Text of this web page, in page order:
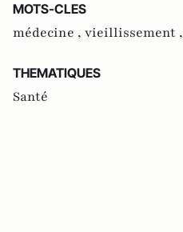
MOTS-CLES
médecine , vieillissement ,
THEMATIQUES
Santé